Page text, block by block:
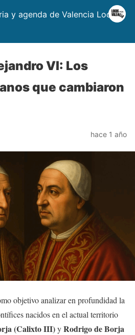
y agenda de Valencia Locos
VI: Los
que cambiaron
hace 1 año
objetivo analizar en profundidad la
nacidos en el actual territorio
(Calixto III)yRodrigo de Borja